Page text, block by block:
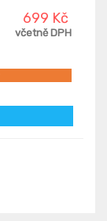
699 Kč
včetně DPH